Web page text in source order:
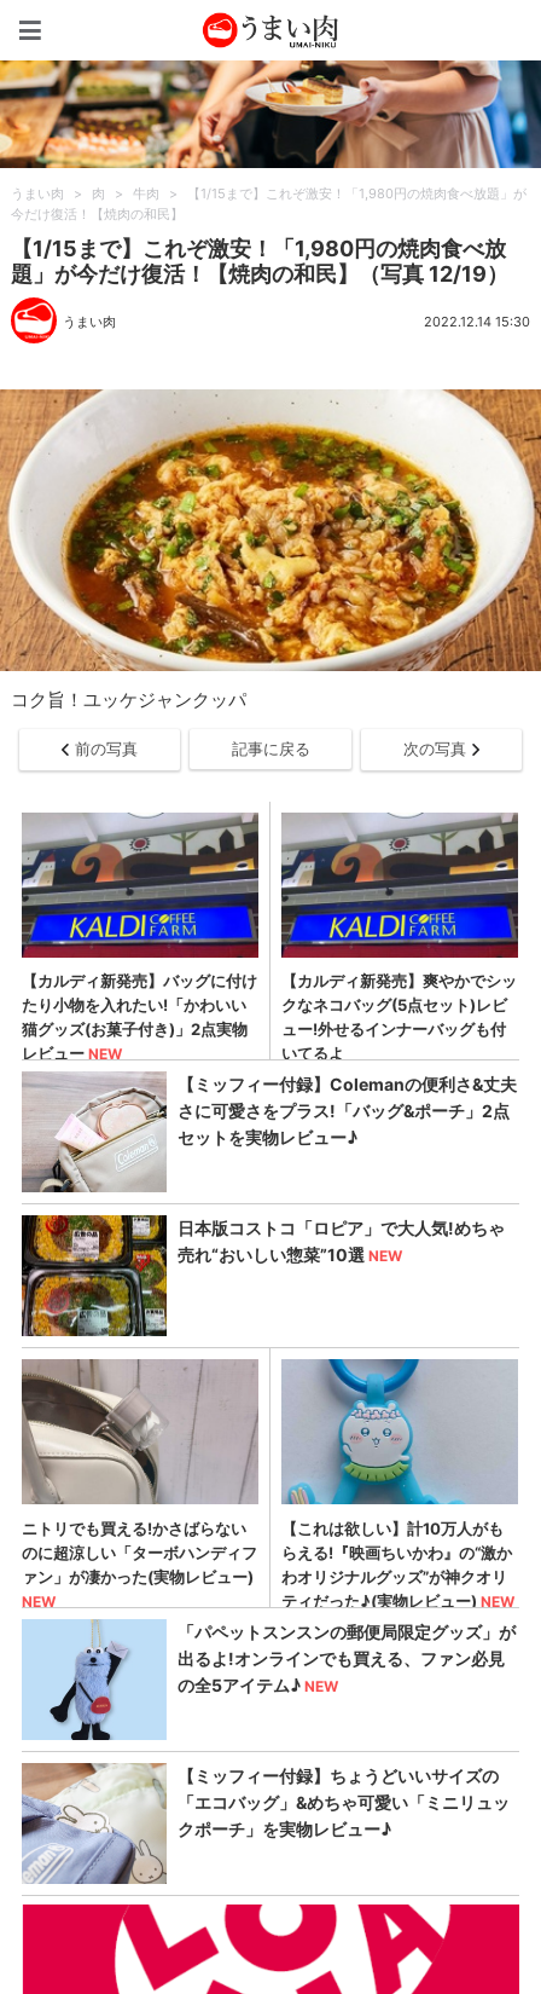
うまい肉 > 肉 > 牛肉 >
【1/15まで】これぞ激安！「1,980円の焼肉食べ放題」が
今だけ復活！【焼肉の和民】
【1/15まで】これぞ激安！「1,980円の焼肉食べ放
題」が今だけ復活！【焼肉の和民】（写真 12/19）
うまい肉 2022.12.14 15:30
コク旨！ユッケジャンクッパ
前の写真 記事に戻る 次の写真